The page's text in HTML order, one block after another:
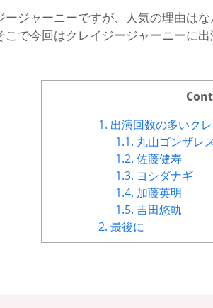
ージャーニーですが、人気の理由は
こで今回はクレイジージャーニーに
1. 出演回数の多いク
1.1. 丸山ゴンザレ
1.2. 佐藤健寿
1.3. ヨシダナギ
1.4. 加藤英明
1.5. 吉田悠軌
2. 最後に